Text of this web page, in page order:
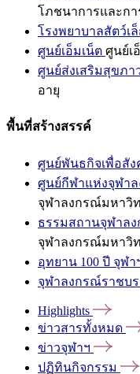
โภชนาการและก
โรงพยาบาลสัตว์เ
ศูนย์เอ็มเน็ต ศูนย์เ
ศูนย์ส่งเสริมสุขภา
อายุ
พื้นที่สร้างสรรค์
ศูนย์พันธกิจเพื่อสัง
ศูนย์กีฬาแห่งจุฬา
จุฬาลงกรณ์มหาวิ
ธรรมสถานจุฬาล
จุฬาลงกรณ์มหาวิ
อุทยาน 100 ปี จุฬา
จุฬาลงกรณ์ราชบ
Highlights
ข่าวสารทั้งหมด
ข่าวจุฬาฯ
ปฏิทินกิจกรรม